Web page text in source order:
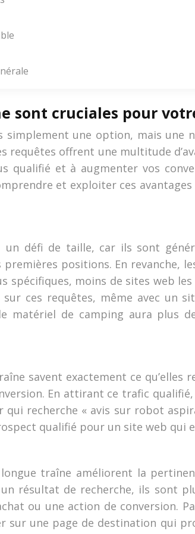
sont cruciales pour
simplement une option, mais
requêtes offrent une multitude
et à augmenter vos
et exploiter ces
défi de taille, car ils sont
positions. En
spécifiques, moins de sites web
ces requêtes, même avec un
matériel de camping aura plus
savent exactement ce
En attirant ce trafic
recherche « avis sur robot
qualifié pour un site web qui
traîne améliorent la
résultat de recherche, ils sont
ou une action de conversion.
sur une page de destination qui